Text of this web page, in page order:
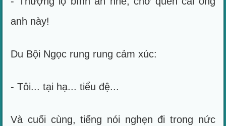
anh này!
Du Bội Ngọc rung rung cảm xúc:
- Tôi... tại hạ... tiểu đệ...
Và cuối cùng, tiếng nói nghẹn đi trong nức